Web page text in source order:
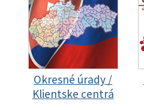
Okresné úrady /
Klientske centrá